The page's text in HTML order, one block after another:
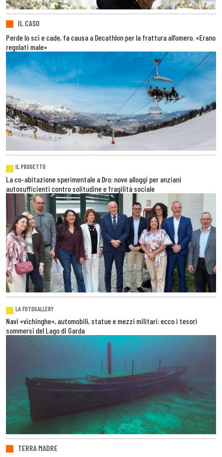
IL CASO
Perde lo sci e cade, fa causa a Decathlon per la frattura all’omero. «Erano
regolati male»
IL PROGETTO
La co-abitazione sperimentale a Dro: nove alloggi per anziani
autosufficienti contro solitudine e fragilità sociale
LA FOTOGALLERY
Navi «vichinghe», automobili, statue e mezzi militari: ecco i tesori
sommersi del Lago di Garda
TERRA MADRE